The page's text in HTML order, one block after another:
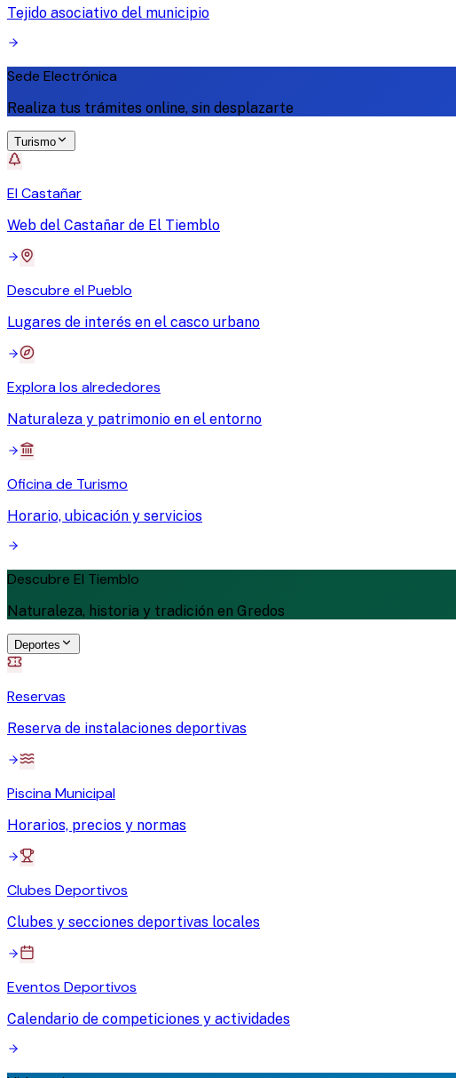
Tejido asociativo del municipio
Sede Electrónica
Realiza tus trámites online, sin desplazarte
Turismo
El Castañar
Web del Castañar de El Tiemblo
Descubre el Pueblo
Lugares de interés en el casco urbano
Explora los alrededores
Naturaleza y patrimonio en el entorno
Oficina de Turismo
Horario, ubicación y servicios
Descubre El Tiemblo
Naturaleza, historia y tradición en Gredos
Deportes
Reservas
Reserva de instalaciones deportivas
Piscina Municipal
Horarios, precios y normas
Clubes Deportivos
Clubes y secciones deportivas locales
Eventos Deportivos
Calendario de competiciones y actividades